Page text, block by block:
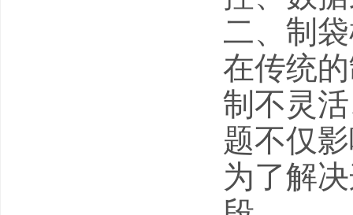
二、制
在传统
制不灵
题不仅
为了解